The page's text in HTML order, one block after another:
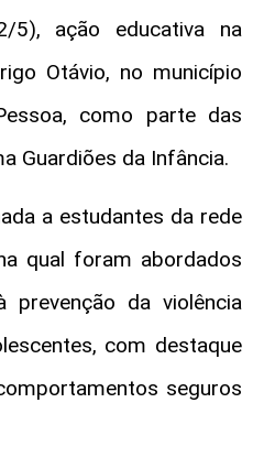
5), ação educativa na
Otávio, no município
como parte das
Guardiões da Infância.
a estudantes da rede
qual foram abordados
prevenção da violência
com destaque
seguros